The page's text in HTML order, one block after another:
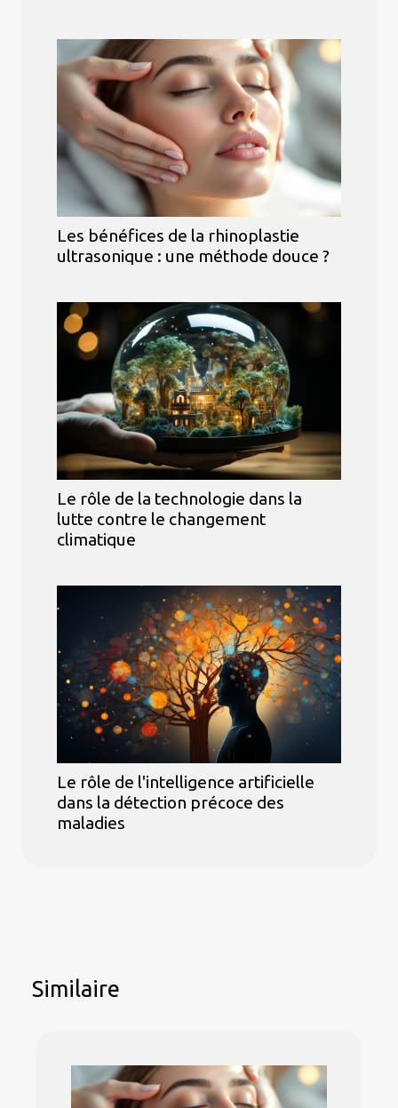
Les bénéfices de la rhinoplastie
ultrasonique : une méthode douce ?
Le rôle de la technologie dans la
lutte contre le changement
climatique
Le rôle de l'intelligence artificielle
dans la détection précoce des
maladies
Similaire